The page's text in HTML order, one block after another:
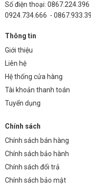
Số điện thoại:
0924.734.666 -
Thông tin
Giới thiệu
Liên hệ
Hệ thống cửa hàng
Tài khoản thanh toán
Tuyển dụng
Chính sách
Chính sách bán hàng
Chính sách bảo hành
Chính sách đổi trả
Chính sách bảo mật